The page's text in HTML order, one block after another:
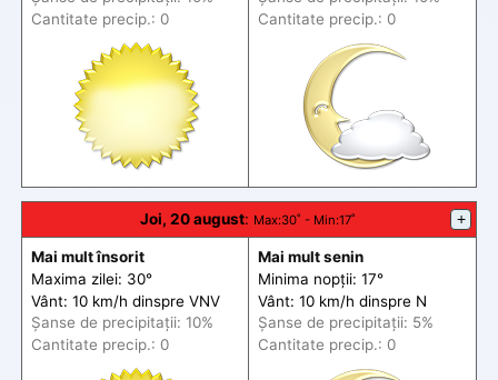
Cantitate precip.: 0
Cantitate precip.: 0
Joi, 20 august: Max:30˚ - Min:17˚ +
Mai mult însorit
Maxima zilei: 30°
Vânt: 10 km/h dinspre VNV
Șanse de precipitații: 10%
Cantitate precip.: 0
Mai mult senin
Minima nopții: 17°
Vânt: 10 km/h dinspre N
Șanse de precipitații: 5%
Cantitate precip.: 0